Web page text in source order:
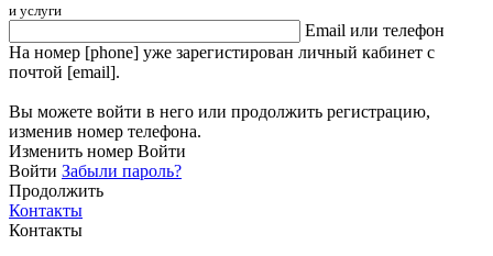
и услуги
Email или телефон
На номер [phone] уже зарегистирован личный кабинет с
почтой [email].
Вы можете войти в него или продолжить регистрацию,
изменив номер телефона.
Изменить номер Войти
Войти Забыли пароль?
Продолжить
Контакты
Контакты